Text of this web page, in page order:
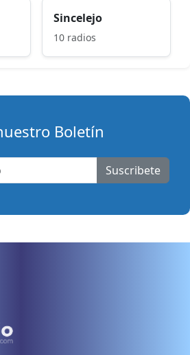
Sincelejo
10 radios
Boletín
Suscribete